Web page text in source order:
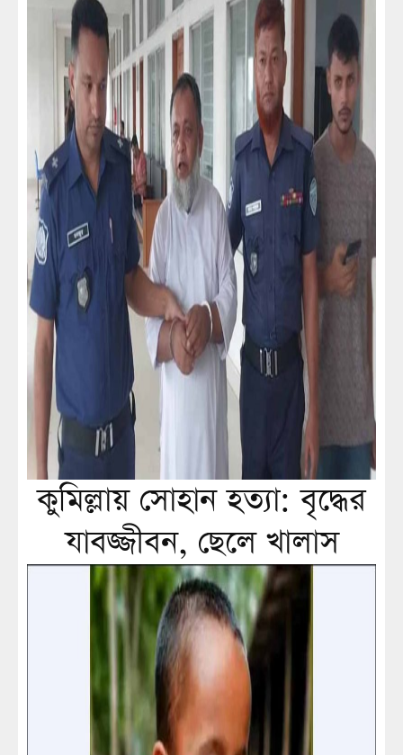
কুমিল্লায় সোহান হত্যা: বৃদ্ধের
যাবজ্জীবন, ছেলে খালাস